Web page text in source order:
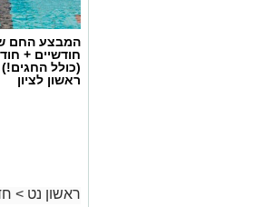
המבצע החם
חודשיים +
(כולל
ראשון לציון
ראשון נט >